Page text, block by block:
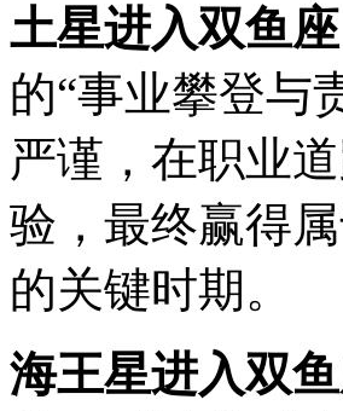
土星进入双鱼
的“事业攀登与
严谨，在职业
验，最终赢得
的关键时期。
海王星进入双